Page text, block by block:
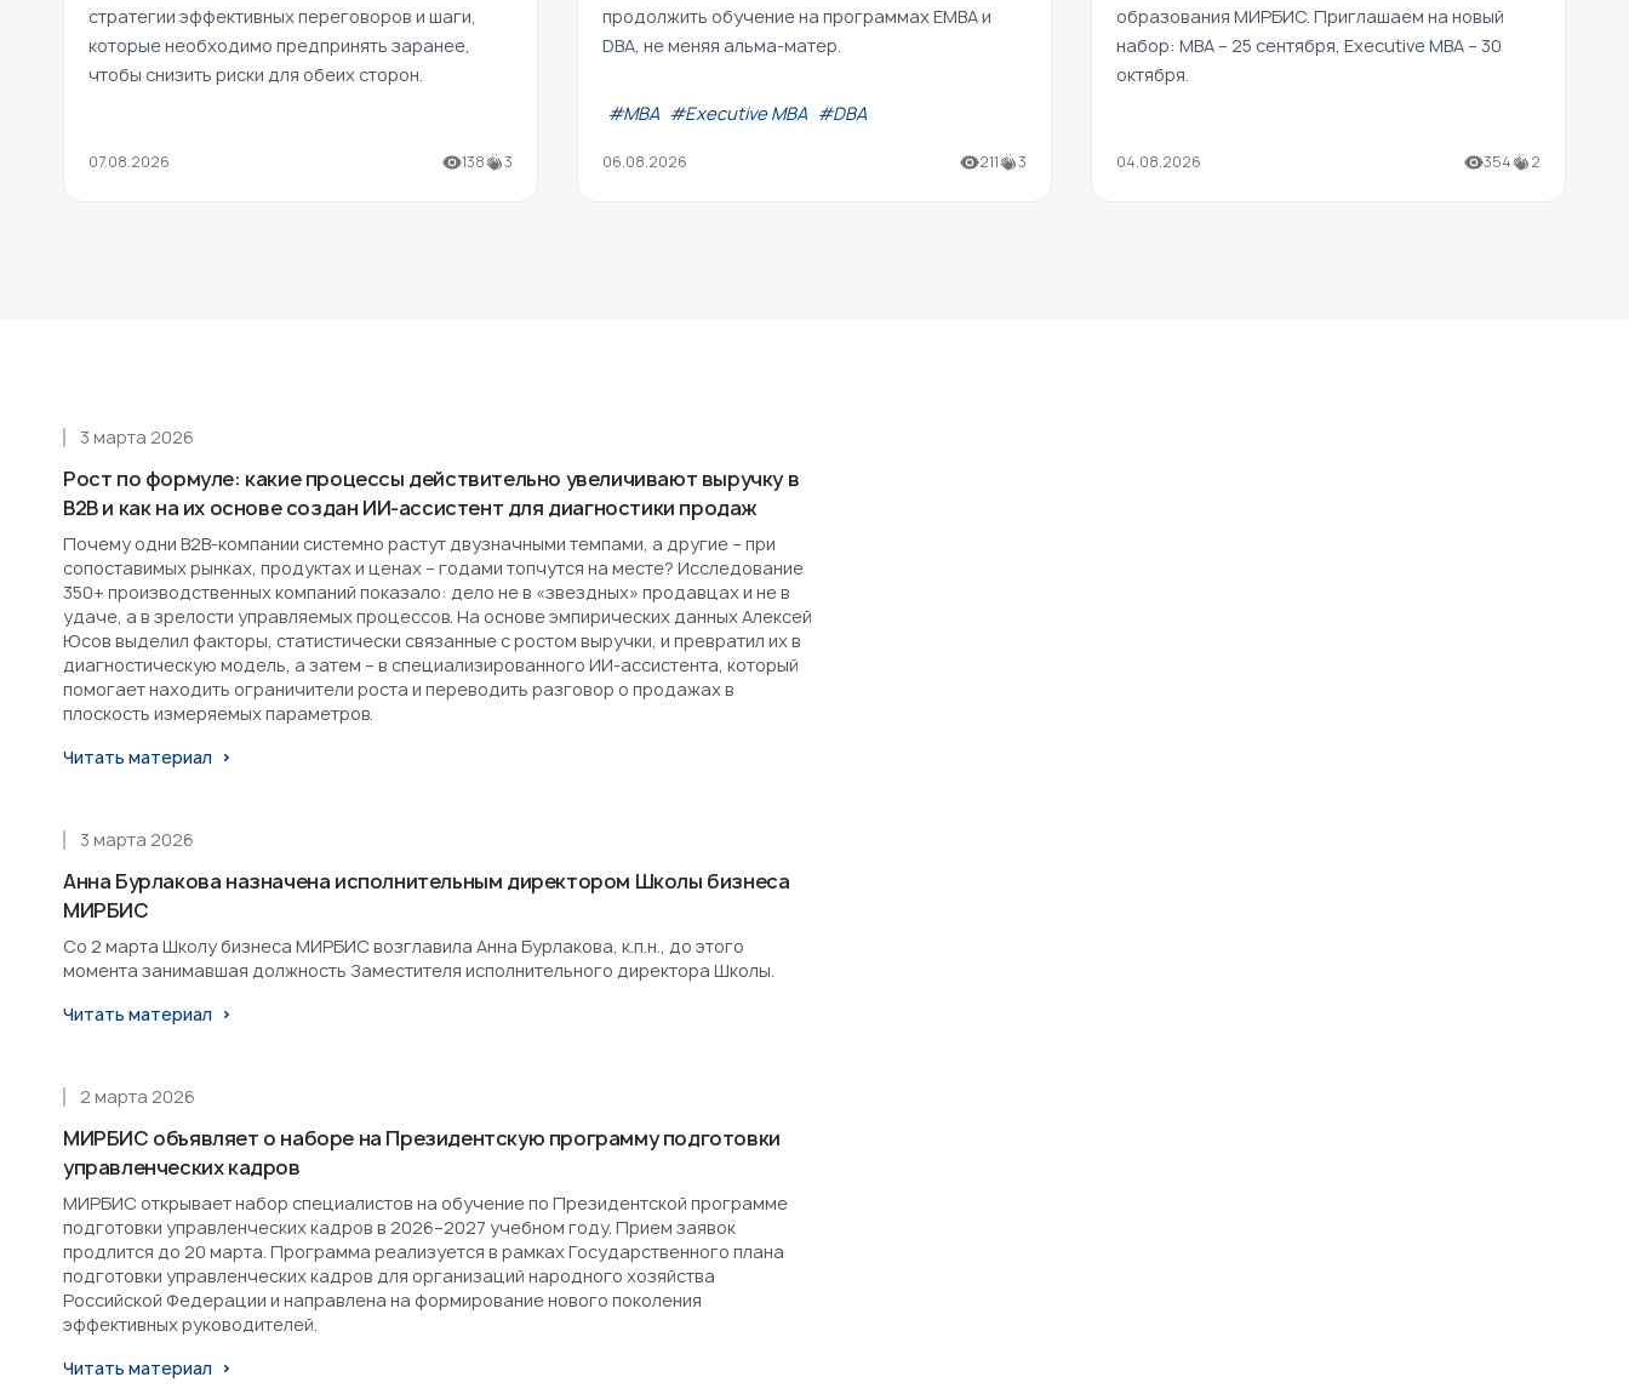
стратегии эффективных переговоров и шаги,
которые необходимо предпринять заранее,
чтобы снизить риски для обеих сторон.
07.08.2026 138 3
продолжить обучение на программах EMBA и
DBA, не меняя альма-матер.
#МВА #Executive MBA #DBA
06.08.2026 211 3
образования МИРБИС. Приглашаем на новый
набор: MBA – 25 сентября, Executive MBA – 30
октября.
04.08.2026 354 2
Рост по формуле: какие процессы действительно увеличивают выручку в
B2B и как на их основе создан ИИ-ассистент для диагностики продаж
3 марта 2026
Почему одни B2B-компании системно растут двузначными темпами, а другие – при
сопоставимых рынках, продуктах и ценах – годами топчутся на месте? Исследование
350+ производственных компаний показало: дело не в «звездных» продавцах и не в
удаче, а в зрелости управляемых процессов. На основе эмпирических данных Алексей
Юсов выделил факторы, статистически связанные с ростом выручки, и превратил их в
диагностическую модель, а затем – в специализированного ИИ-ассистента, который
помогает находить ограничители роста и переводить разговор о продажах в
плоскость измеряемых параметров.
Читать материал
Анна Бурлакова назначена исполнительным директором Школы бизнеса
МИРБИС
3 марта 2026
Со 2 марта Школу бизнеса МИРБИС возглавила Анна Бурлакова, к.п.н., до этого
момента занимавшая должность Заместителя исполнительного директора Школы.
Читать материал
МИРБИС объявляет о наборе на Президентскую программу подготовки
управленческих кадров
2 марта 2026
МИРБИС открывает набор специалистов на обучение по Президентской программе
подготовки управленческих кадров в 2026–2027 учебном году. Прием заявок
продлится до 20 марта. Программа реализуется в рамках Государственного плана
подготовки управленческих кадров для организаций народного хозяйства
Российской Федерации и направлена на формирование нового поколения
эффективных руководителей.
Читать материал